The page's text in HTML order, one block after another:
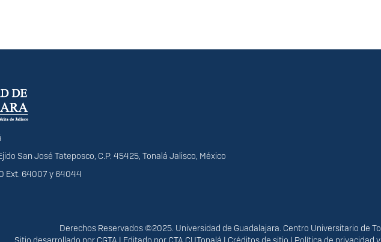
San José Tateposco, C.P. 45425, Tonalá Jalisco, México
Ext. 64007 y 64044
Derechos Reservados ©2025. Universidad de Guadalajara. Centro Universitario de